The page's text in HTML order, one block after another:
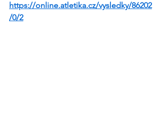
https://online.atletika.cz/vysledky/86202
/0/2